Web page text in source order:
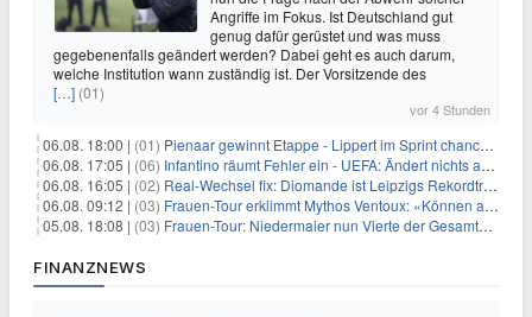
Angriffe im Fokus. Ist Deutschland gut
genug dafür gerüstet und was muss
gegebenenfalls geändert werden? Dabei geht es auch darum,
welche Institution wann zuständig ist. Der Vorsitzende des
[…] (01)
vor 4 Stunden
06.08. 18:00 | (01) Pienaar gewinnt Etappe - Lippert im Sprint chancenlos
06.08. 17:05 | (06) Infantino räumt Fehler ein - UEFA: Ändert nichts an Boykott
06.08. 16:05 | (02) Real-Wechsel fix: Diomande ist Leipzigs Rekordtransfer
06.08. 09:12 | (03) Frauen-Tour erklimmt Mythos Ventoux: «Können alles schaffen»
05.08. 18:08 | (03) Frauen-Tour: Niedermaier nun Vierte der Gesamtwertung
FINANZNEWS